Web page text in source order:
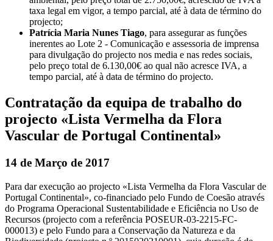
taxa legal em vigor, a tempo parcial, até à data de término do
projecto;
Patrícia Maria Nunes Tiago, para assegurar as funções
inerentes ao Lote 2 - Comunicação e assessoria de imprensa
para divulgação do projecto nos media e nas redes sociais,
pelo preço total de 6.130,00€ ao qual não acresce IVA, a
tempo parcial, até à data de término do projecto.
Contratação da equipa de trabalho do
projecto «Lista Vermelha da Flora
Vascular de Portugal Continental»
14 de Março de 2017
Para dar execução ao projecto «Lista Vermelha da Flora Vascular de
Portugal Continental», co-financiado pelo Fundo de Coesão através
do Programa Operacional Sustentabilidade e Eficiência no Uso de
Recursos (projecto com a referência POSEUR-03-2215-FC-
000013) e pelo Fundo para a Conservação da Natureza e da